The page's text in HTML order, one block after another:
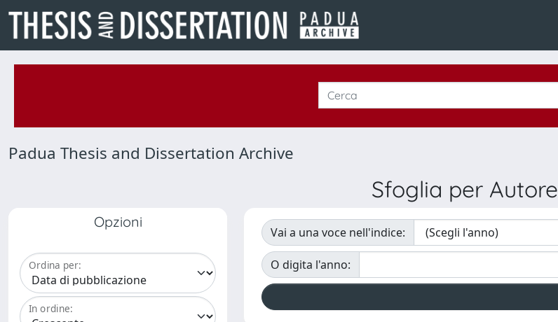
Padua Thesis and Dissertation Archive
Sfoglia per Autore
Opzioni
Ordina per:
In ordine:
Vai a una voce nell'indice:
O digita l'anno: